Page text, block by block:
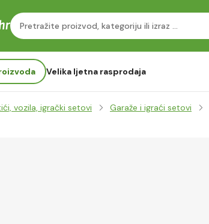
Velika ljetna rasprodaja
vozila, igrački setovi Garaže i igraći setovi